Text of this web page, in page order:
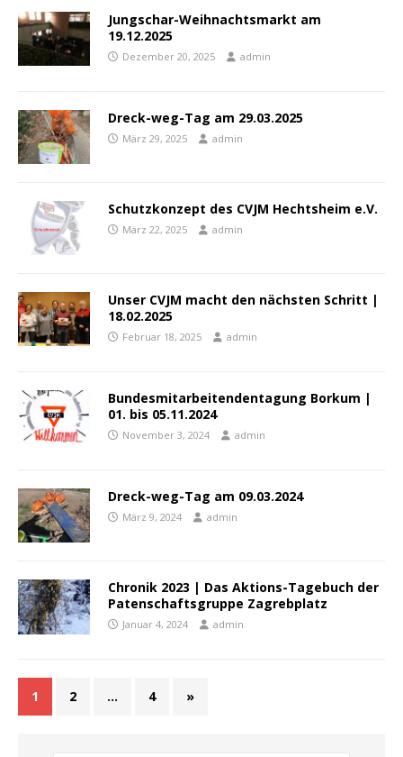
Jungschar-Weihnachtsmarkt am
19.12.2025
Dezember 20, 2025 admin
Dreck-weg-Tag am 29.03.2025
März 29, 2025 admin
Schutzkonzept des CVJM Hechtsheim e.V.
März 22, 2025 admin
Unser CVJM macht den nächsten Schritt |
18.02.2025
Februar 18, 2025 admin
Bundesmitarbeitendentagung Borkum |
01. bis 05.11.2024
November 3, 2024 admin
Dreck-weg-Tag am 09.03.2024
März 9, 2024 admin
Chronik 2023 | Das Aktions-Tagebuch der
Patenschaftsgruppe Zagrebplatz
Januar 4, 2024 admin
1 2 … 4 »